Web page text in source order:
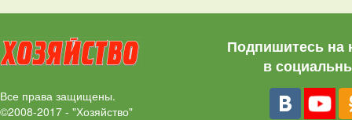
Все права защищены.
©2008-2017 - "Хозяйство"
Подпишитесь на
в